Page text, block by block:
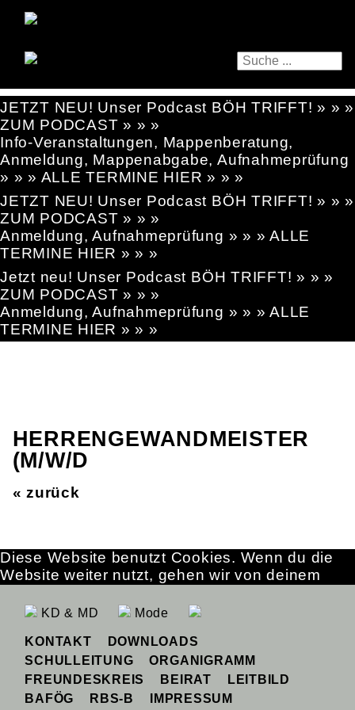
JETZT NEU! Unser Podcast BÖH TRIFFT! » » »
ZUM PODCAST » » »
Info-Veranstaltungen, Mappenberatung,
Anmeldung, Mappenabgabe, Aufnahmeprüfung
» » » ALLE TERMINE HIER » » »
JETZT NEU! Unser Podcast BÖH TRIFFT! » » »
ZUM PODCAST » » »
Anmeldung, Aufnahmeprüfung » » » ALLE
TERMINE HIER » » »
Jetzt neu! Unser Podcast BÖH TRIFFT! » » »
ZUM PODCAST » » »
Anmeldung, Aufnahmeprüfung » » » ALLE
TERMINE HIER » » »
HERRENGEWANDMEISTER
(M/W/D
« zurück
KD & MD Mode
KONTAKT
DOWNLOADS
SCHULLEITUNG
ORGANIGRAMM
FREUNDESKREIS
BEIRAT
LEITBILD
BAFÖG
RBS-B IMPRESSUM
Diese Website benutzt Cookies. Wenn du die
Website weiter nutzt, gehen wir von deinem